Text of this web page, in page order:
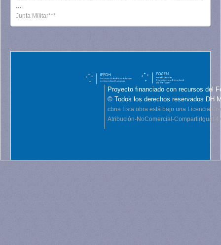
...
Junta Militar***
Proyecto financiado con recursos del
© Todos los derechos reservados DH
cbna Esta obra está bajo una Licencia
Atribución-NoComercial-CompartirIgual